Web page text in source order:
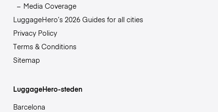
Media Coverage
LuggageHero’s 2026 Guides for all cities
Privacy Policy
Terms & Conditions
Sitemap
LuggageHero-steden
Barcelona